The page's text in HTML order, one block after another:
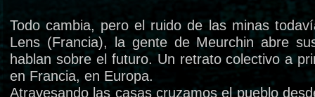
Todo cambia, pero el ruido de las minas
Lens (Francia), la gente de Meurchin abre
hablan sobre el futuro. Un retrato colectivo a
en Francia, en Europa.
Atravesando las casas cruzamos el pueblo